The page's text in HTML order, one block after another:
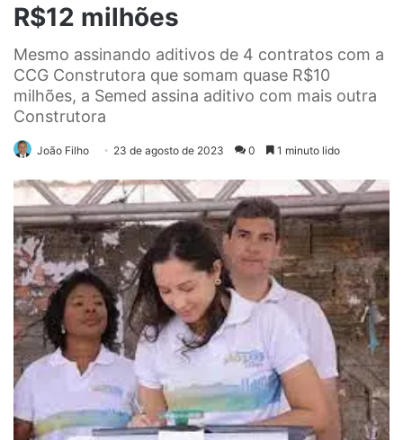
R$12 milhões
Mesmo assinando aditivos de 4 contratos com a
CCG Construtora que somam quase R$10
milhões, a Semed assina aditivo com mais outra
Construtora
João Filho 23 de agosto de 2023 0 1 minuto lido